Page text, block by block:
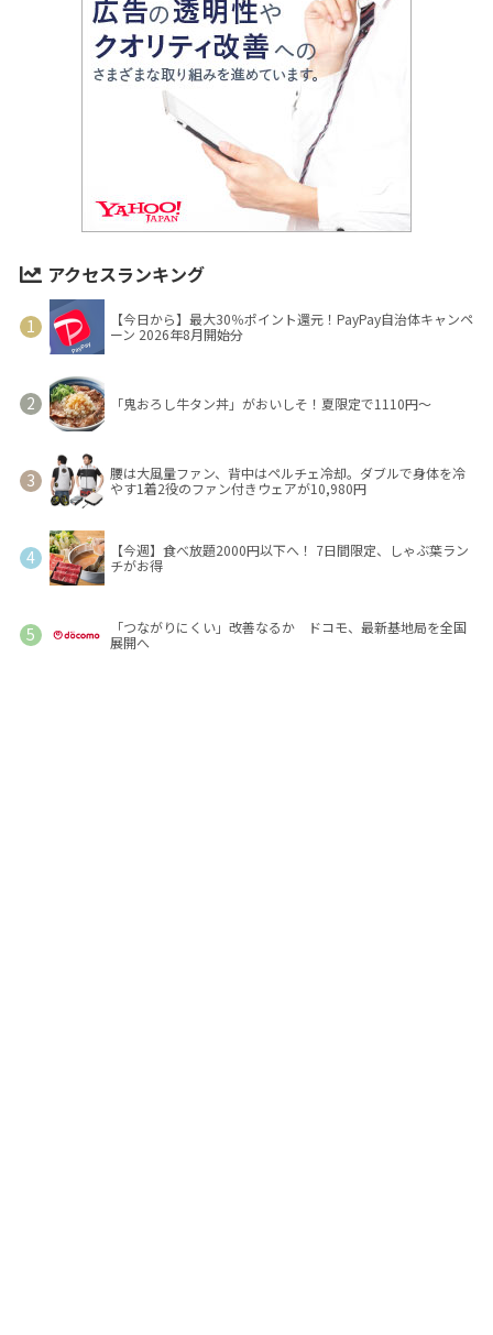
アクセスランキング
【今日から】最大30％ポイント還元！PayPay自治体キャンペ
ーン 2026年8月開始分
「鬼おろし牛タン丼」がおいしそ！夏限定で1110円～
腰は大風量ファン、背中はペルチェ冷却。ダブルで身体を冷
やす1着2役のファン付きウェアが10,980円
【今週】食べ放題2000円以下へ！ 7日間限定、しゃぶ葉ラン
チがお得
「つながりにくい」改善なるか ドコモ、最新基地局を全国
展開へ